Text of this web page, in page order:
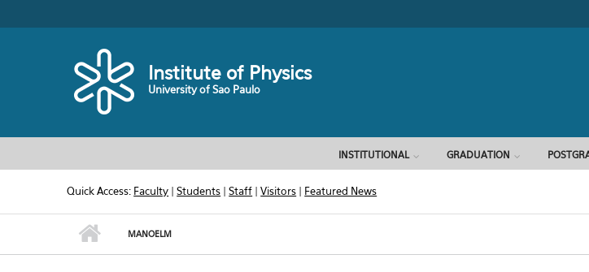
Institute of Physics
University of Sao Paulo
INSTITUTIONAL GRADUATION
Quick Access: Faculty |Students |Staff |Visitors | Featured News
MANOELM